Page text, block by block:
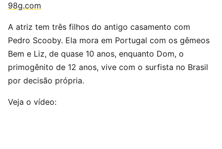
98g.com
A atriz tem três filhos do antigo casamento com
Pedro Scooby. Ela mora em Portugal com os gêmeos
Bem e Liz, de quase 10 anos, enquanto Dom, o
primogênito de 12 anos, vive com o surfista no Brasil
por decisão própria.
Veja o vídeo: